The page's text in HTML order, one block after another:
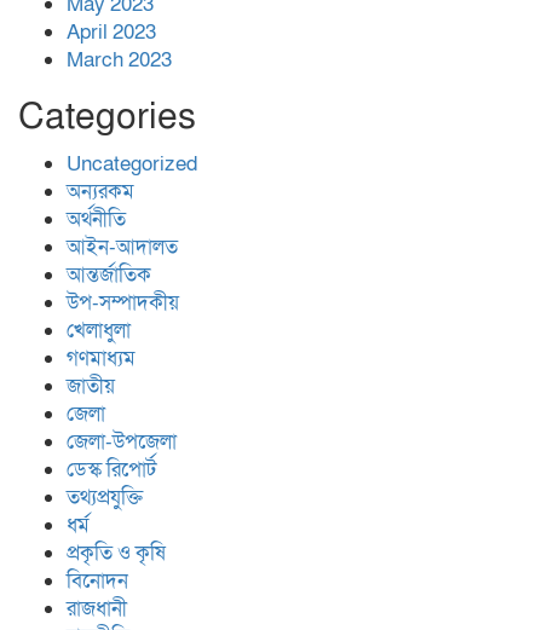
April 2023
March 2023
Categories
Uncategorized
অন্যরকম
অর্থনীতি
আইন-আদালত
আন্তর্জাতিক
উপ-সম্পাদকীয়
খেলাধুলা
গণমাধ্যম
জাতীয়
জেলা
জেলা-উপজেলা
ডেস্ক রিপোর্ট
তথ্যপ্রযুক্তি
ধর্ম
প্রকৃতি ও কৃষি
বিনোদন
রাজধানী